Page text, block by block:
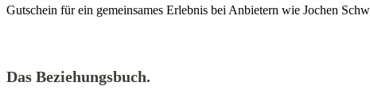
Gutschein für ein gemeinsames Erlebnis bei Anbietern wie Jochen
Das Beziehungsbuch.